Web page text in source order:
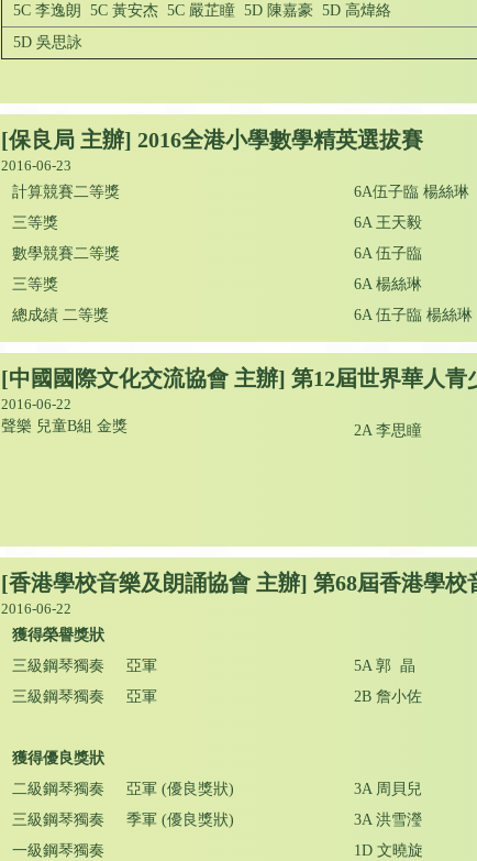
5C 李逸朗 5C 黃安杰 5C 嚴芷瞳 5D 陳嘉豪 5D 高煒絡
5D 吳思詠
[保良局 主辦] 2016全港小學數學精英選拔賽
2016-06-23
計算競賽二等獎
三等獎
數學競賽二等獎
三等獎
總成績 二等獎
6A伍子臨 楊絲琳
6A 王天毅
6A 伍子臨
6A 楊絲琳
6A 伍子臨 楊絲琳
[中國國際文化交流協會 主辦] 第12屆世界華人青
2016-06-22
聲樂 兒童B組 金獎
2A 李思瞳
[香港學校音樂及朗誦協會 主辦] 第68屆香港學校
2016-06-22
獲得榮譽獎狀
三級鋼琴獨奏 亞軍
三級鋼琴獨奏 亞軍
獲得優良獎狀
二級鋼琴獨奏 亞軍 (優良獎狀)
三級鋼琴獨奏 季軍 (優良獎狀)
一級鋼琴獨奏
5A 郭 晶
2B 詹小佐
3A 周貝兒
3A 洪雪瀅
1D 文曉旋